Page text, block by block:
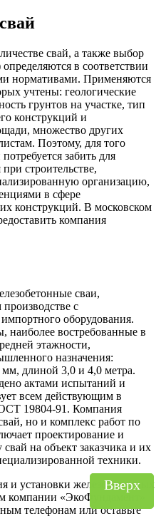
свай, а также выбор
в соответствии
нормативами. Применяются
учтены: геологические
грунтов на участке, тип
конструкций и
множество других
Поэтому, для того
забить для
строительстве,
организацию,
в сфере
конструкций. В московском
компания
сваи,
с
оборудования.
наиболее востребованные в
этажности,
назначения:
длиной 3,0 и 4,0 метра.
актами испытаний и
всем действующим в
19804-91. Компания
но и комплекс работ по
проектирование и
на объект заказчика и их
техники.
и установки железобетонных
компании «ЭкоФундамент»
телефонам или оставьте
Вверх
Вверх